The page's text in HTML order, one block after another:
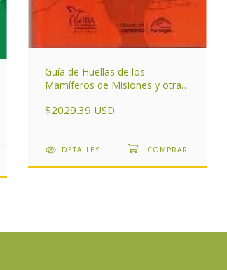
Guía de Huellas de los
Mamíferos de Misiones y otras
Argentina
$2029.39 USD
DETALLES